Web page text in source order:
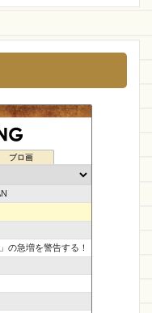
ブロ画
の急増を警告する！